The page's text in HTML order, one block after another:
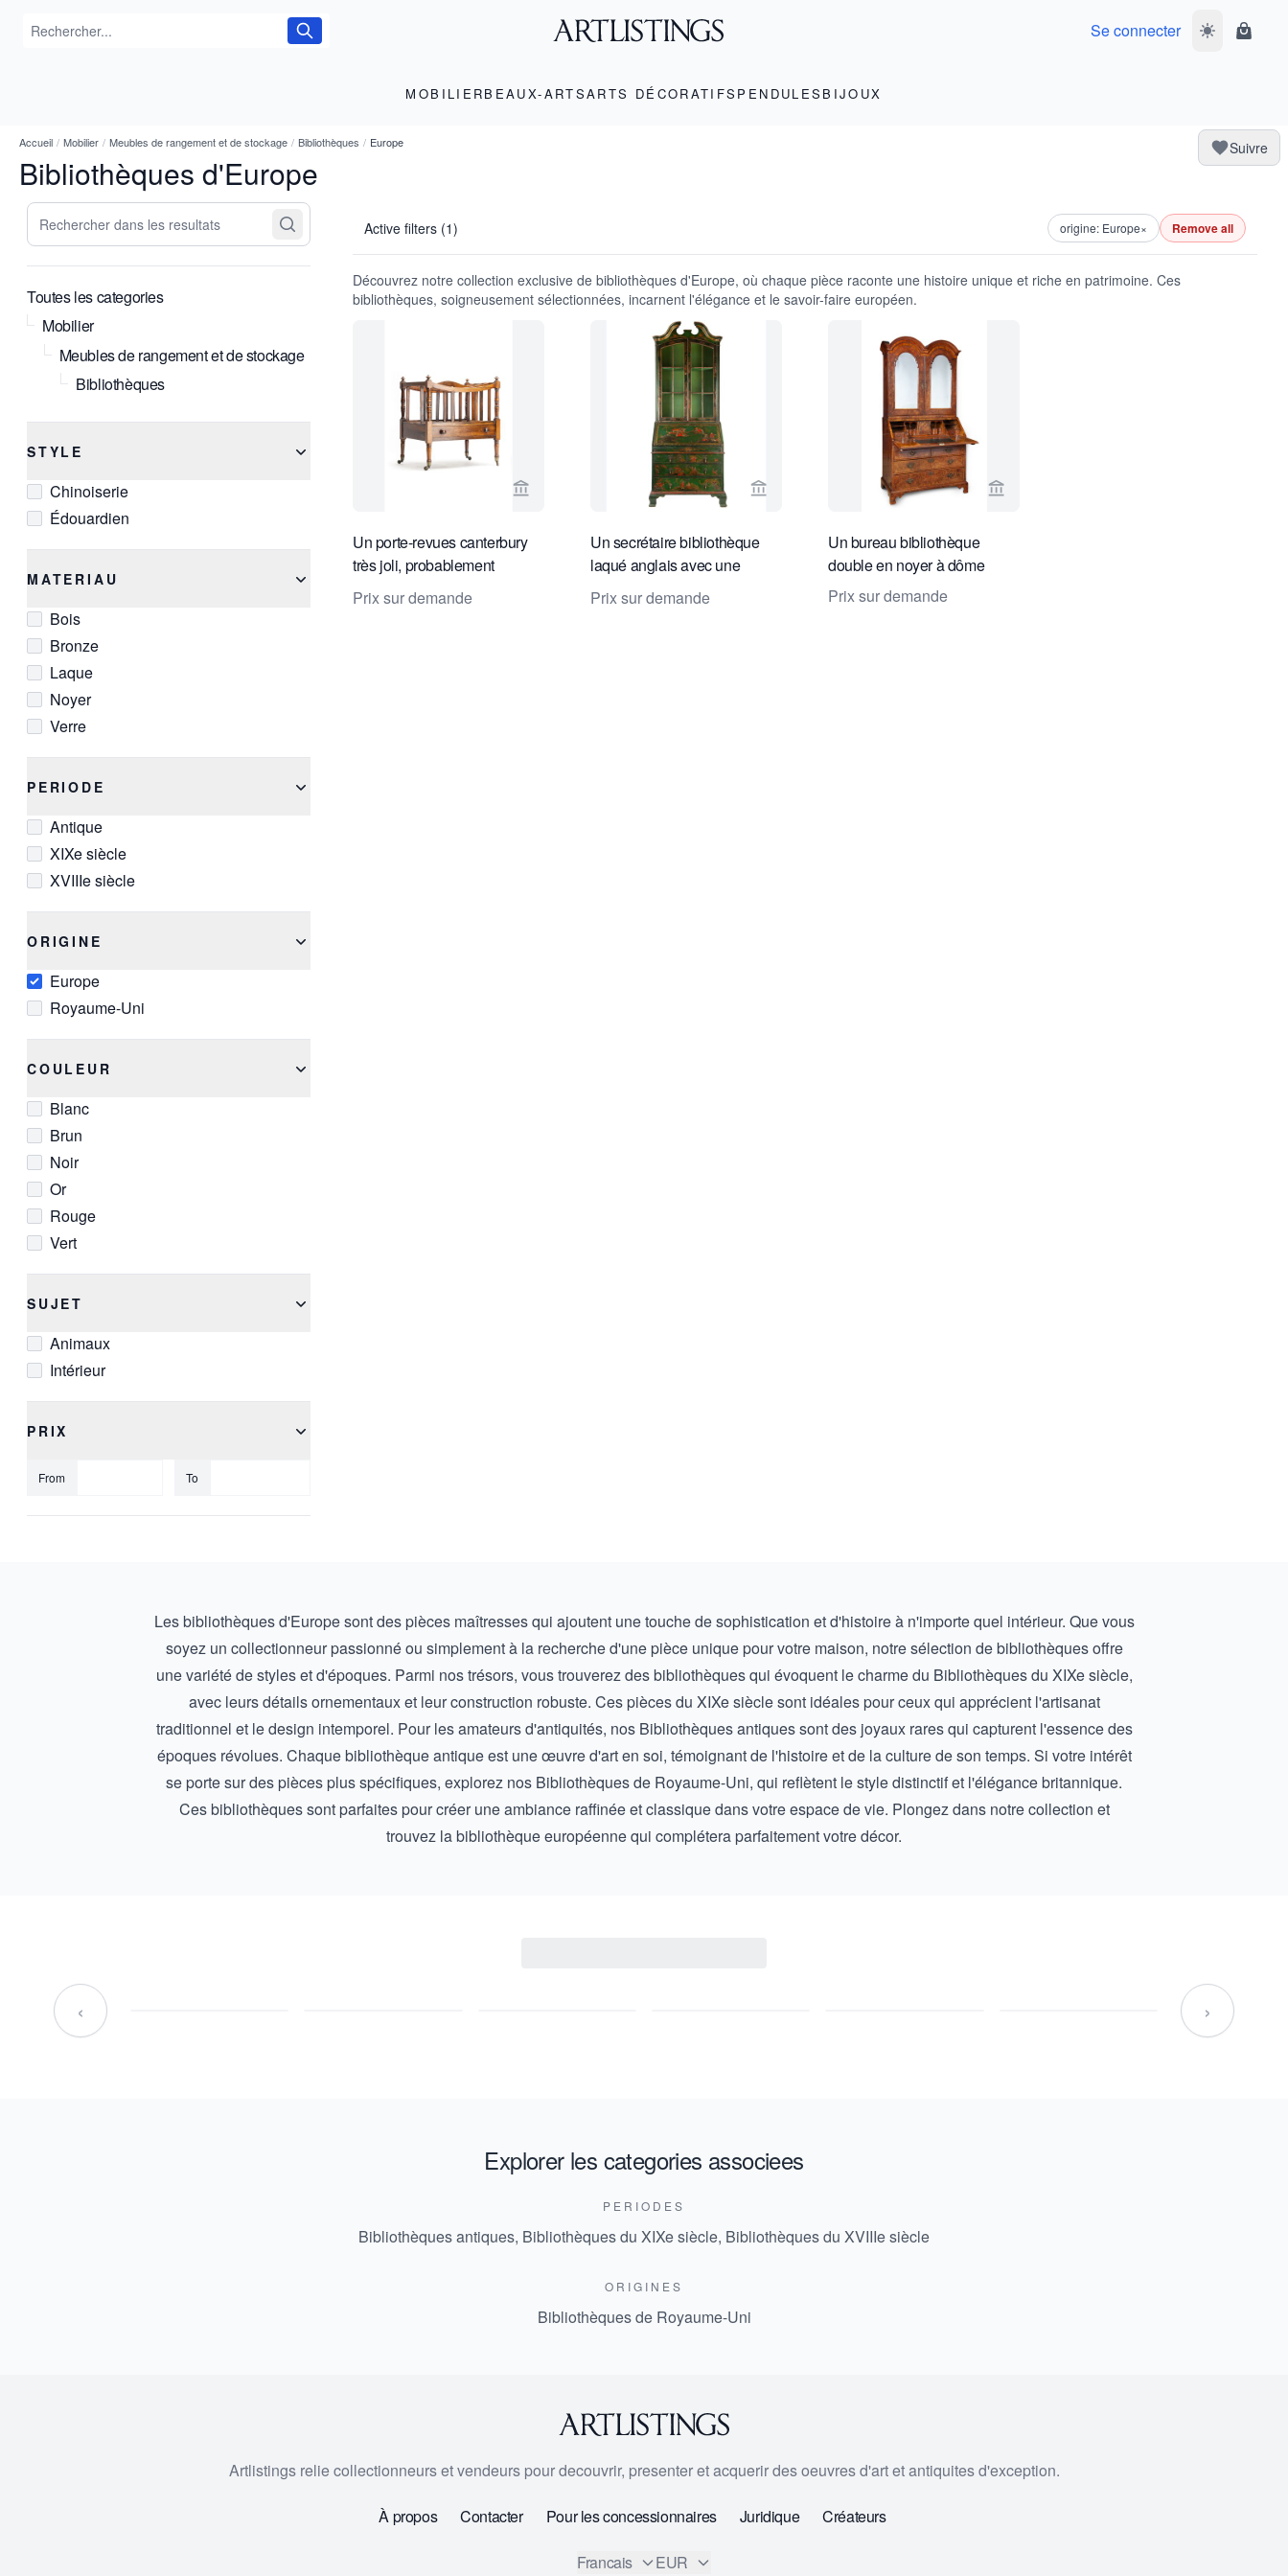
Se connecter Basculer le
Panier
MOBILIERBEAUX-ARTSARTS DÉCORATIFS PENDULES BIJOUX
Accueil / Mobilier / Meubles de rangement et de stockage / Bibliothèques / Europe
Bibliothèques d'Europe
Suivre
Rechercher dans les resultats
Toutes les categories
Mobilier
Meubles de rangement et de stockage
Bibliothèques
STYLE
Chinoiserie
Édouardien
MATERIAU
Bois
Bronze
Laque
Noyer
Verre
PERIODE
Antique
XIXe siècle
XVIIIe siècle
ORIGINE
Europe
Royaume-Uni
COULEUR
Blanc
Brun
Noir
Or
Rouge
Vert
SUJET
Animaux
Intérieur
PRIX
From To
Active filters (1) origine: Europe× Remove all
Découvrez notre collection exclusive de bibliothèques d'Europe, où chaque pièce raconte une histoire unique et riche en patrimoine. Ces
bibliothèques, soigneusement sélectionnées, incarnent l'élégance et le savoir-faire européen.
Voir la page vendeur de Toebosch Antiques
Un porte-revues canterbury
très joli, probablement
anglais, élégant et utile.
Prix sur demande
Voir la page vendeur de Van Nie Antiquairs
Un secrétaire bibliothèque
laqué anglais avec une
décoration chinoise
Prix sur demande
Voir la page vendeur de Daatselaar Fine
Un bureau bibliothèque
double en noyer à dôme
Prix sur demande
Les bibliothèques d'Europe sont des pièces maîtresses qui ajoutent une touche de sophistication et d'histoire à n'importe quel intérieur. Que vous
soyez un collectionneur passionné ou simplement à la recherche d'une pièce unique pour votre maison, notre sélection de bibliothèques offre
une variété de styles et d'époques. Parmi nos trésors, vous trouverez des bibliothèques qui évoquent le charme du Bibliothèques du XIXe siècle,
avec leurs détails ornementaux et leur construction robuste. Ces pièces du XIXe siècle sont idéales pour ceux qui apprécient l'artisanat
traditionnel et le design intemporel. Pour les amateurs d'antiquités, nos Bibliothèques antiquessont des joyaux rares qui capturent l'essence des
époques révolues. Chaque bibliothèque antique est une œuvre d'art en soi, témoignant de l'histoire et de la culture de son temps. Si votre intérêt
se porte sur des pièces plus spécifiques, explorez nos Bibliothèques de Royaume-Uni, qui reflètent le style distinctif et l'élégance britannique.
Ces bibliothèques sont parfaites pour créer une ambiance raffinée et classique dans votre espace de vie. Plongez dans notre collection et
trouvez la bibliothèque européenne qui complétera parfaitement votre décor.
‹ ›
Explorer les categories associees
PERIODES
Bibliothèques antiques, Bibliothèques du XIXe siècle, Bibliothèques du XVIIIe siècle
ORIGINES
Bibliothèques de Royaume-Uni
Artlistings relie collectionneurs et vendeurs pour decouvrir, presenter et acquerir des oeuvres d'art et antiquites d'exception.
À propos Contacter Pour les concessionnaires Juridique Créateurs
Francais EUR